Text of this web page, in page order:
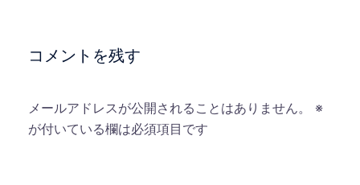
ョコメントを残す
メールアドレスが公開されることはありません。
※
が付いている欄は必須項目です